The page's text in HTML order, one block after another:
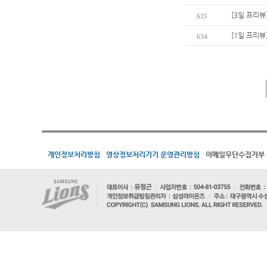
635 [3일 프리
634 [1일 프리
개인정보처리방침 영상정보처리기기 운영관리방침 이메일무단수집거부